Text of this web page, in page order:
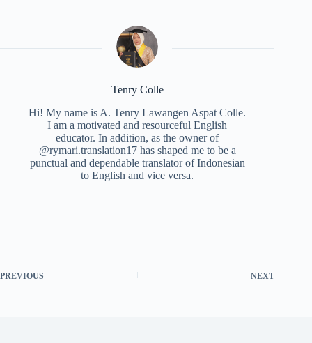
Tenry Colle
Hi! My name is A. Tenry Lawangen Aspat Colle.
I am a motivated and resourceful English
educator. In addition, as the owner of
@rymari.translation17 has shaped me to be a
punctual and dependable translator of Indonesian
to English and vice versa.
PREVIOUS NEXT